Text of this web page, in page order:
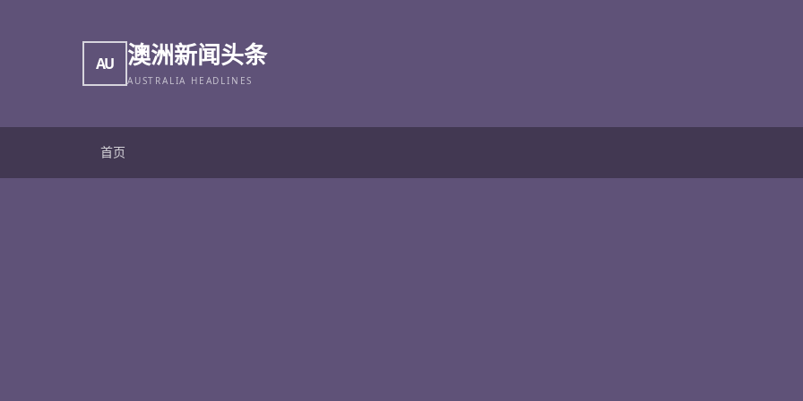
AU 澳洲新闻头条
AUSTRALIA HEADLINES
首页